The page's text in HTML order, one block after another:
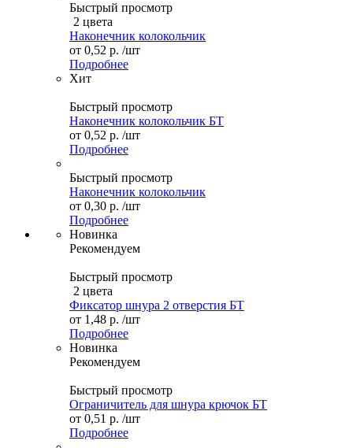
Быстрый просмотр
2 цвета
Наконечник колокольчик
от 0,52 р. /шт
Подробнее
Хит
Быстрый просмотр
Наконечник колокольчик БТ
от 0,52 р. /шт
Подробнее
Быстрый просмотр
Наконечник колокольчик
от 0,30 р. /шт
Подробнее
Новинка
Рекомендуем
Быстрый просмотр
2 цвета
Фиксатор шнура 2 отверстия БТ
от 1,48 р. /шт
Подробнее
Новинка
Рекомендуем
Быстрый просмотр
Ограничитель для шнура крючок БТ
от 0,51 р. /шт
Подробнее